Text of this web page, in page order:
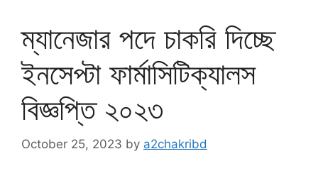
ম্যানেজার পদে চাকরি দিচ্ছে
ইনসেপ্টা ফার্মাসিটিক্যালস
বিজ্ঞপ্তি ২০২৩
October 25, 2023 by a2chakribd